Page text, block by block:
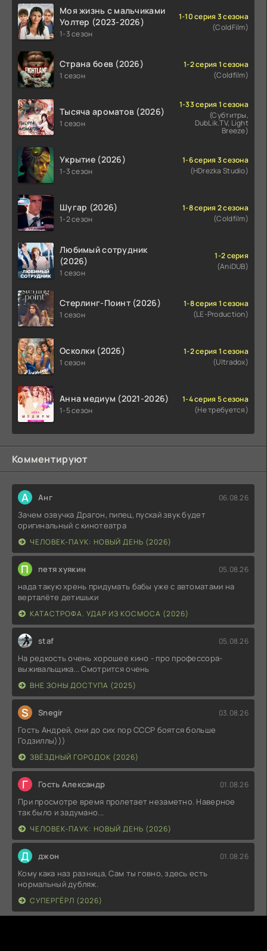
Моя жизнь с мальчиками
Уолтер (2023-2026)
1-3 сезон
1-10 серия 3 сезона
(ColdFilm)
Страна боев (2026)
1 сезон
1-2 серия 1 сезона
(Coldfilm)
Тысяча ароматов (2026)
1 сезон
1-33 серия 1 сезона
(Субтитры,
DubLik.TV, Light
Breeze)
Укрытие (2026)
1-3 сезон
1-6 серия 3 сезона
(HDrezka Studio)
Шугар (2026)
1-2 сезон
1-8 серия 2 сезона
(Coldfilm)
Любимый сотрудник
(2026)
1 сезон
1-2 серия
(AniDUB)
Стерлинг-Поинт (2026)
1 сезон
1-8 серия 1 сезона
(LE-Production)
Осколки (2026)
1 сезон
1-2 серия 1 сезона
(Ultradox)
Анна медиум (2021-2026)
1-5 сезон
1-4 серия 5 сезона
(Не требуется)
Комментируют
А Анг 06.08.26
Зачем озвучка Драгон, пипец, пускай звук будет
оригинальный с кинотеатра
ЧЕЛОВЕК-ПАУК: НОВЫЙ ДЕНЬ (2026)
П петя хуякин 05.08.26
нада такую хрень придумать бабы уже с автоматами на
верталёте детишьки
КАТАСТРОФА. УДАР ИЗ КОСМОСА (2026)
staf 05.08.26
На редкость очень хорошее кино - про профессора-
выживальщика... Смотрится очень
ВНЕ ЗОНЫ ДОСТУПА (2025)
S Snegir 03.08.26
Гость Андрей, они до сих пор СССР боятся больше
Годзиллы)))
ЗВЁЗДНЫЙ ГОРОДОК (2026)
Г Гость Александр 01.08.26
При просмотре время пролетает незаметно. Наверное
так было и задумано...
ЧЕЛОВЕК-ПАУК: НОВЫЙ ДЕНЬ (2026)
Д джон 01.08.26
Кому кака наз разница, Сам ты говно, здесь есть
нормальный дубляж.
СУПЕРГЁРЛ (2026)